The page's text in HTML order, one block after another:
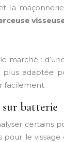
marché :
adaptée
facilement.
sur batterie
le